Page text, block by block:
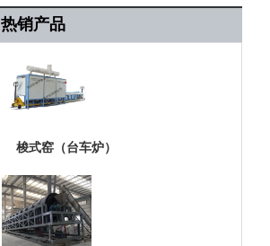
热销产品
梭式窑（台车炉）